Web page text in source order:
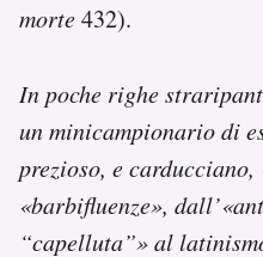
morte432).
In poche righe
un minicampionario di
prezioso, e
«barbifluenze»,
“capelluta”» al